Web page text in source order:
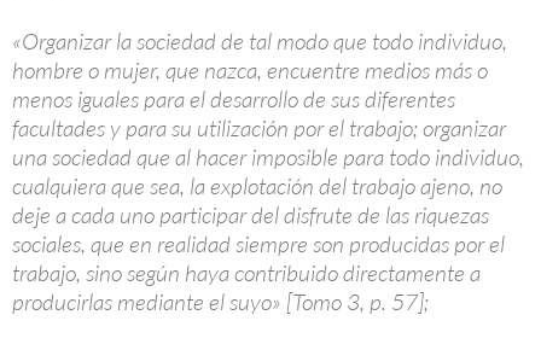
«Organizar la sociedad de tal modo que todo individuo,
hombre o mujer, que nazca, encuentre medios más o
menos iguales para el desarrollo de sus diferentes
facultades y para su utilización por el trabajo; organizar
una sociedad que al hacer imposible para todo individuo,
cualquiera que sea, la explotación del trabajo ajeno, no
deje a cada uno participar del disfrute de las riquezas
sociales, que en realidad siempre son producidas por el
trabajo, sino según haya contribuido directamente a
producirlas mediante el suyo» [Tomo 3, p. 57];